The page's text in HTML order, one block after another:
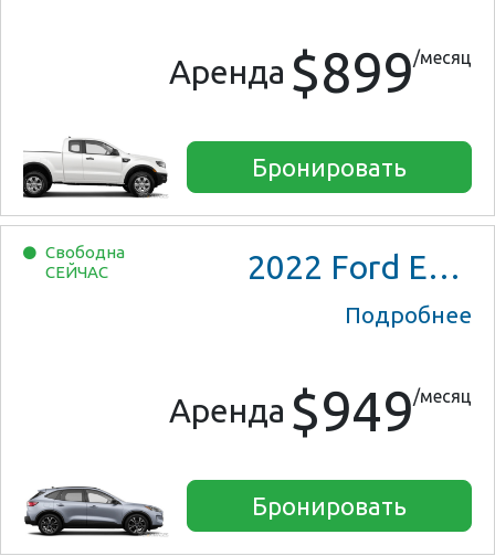
Аренда $899/месяц
Бронировать
Свободна
СЕЙЧАС
2022 Ford Escape SE Hybrid
Подробнее
Аренда $949/месяц
Бронировать